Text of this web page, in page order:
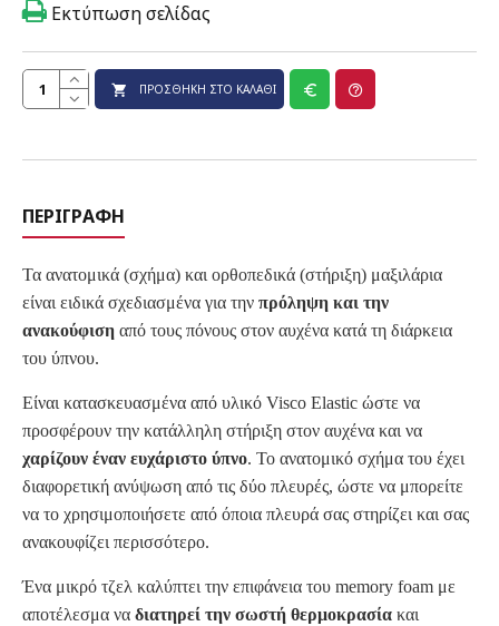
ΠΡΟΣΘΉΚΗ ΣΤΟ ΚΑΛΆΘΙ
Εκτύπωση σελίδας
ΠΕΡΙΓΡΑΦΉ
Τα ανατομικά (σχήμα) και ορθοπεδικά (στήριξη) μαξιλάρια
είναι ειδικά σχεδιασμένα για την πρόληψη και την
ανακούφιση από τους πόνους στον αυχένα κατά τη διάρκεια
του ύπνου.
Είναι κατασκευασμένα από υλικό Visco Elastic ώστε να
προσφέρουν την κατάλληλη στήριξη στον αυχένα και να
χαρίζουν έναν ευχάριστο ύπνο. Το ανατομικό σχήμα του έχει
διαφορετική ανύψωση από τις δύο πλευρές, ώστε να μπορείτε
να το χρησιμοποιήσετε από όποια πλευρά σας στηρίζει και σας
ανακουφίζει περισσότερο.
Ένα μικρό τζελ καλύπτει την επιφάνεια του memory foam με
αποτέλεσμα να διατηρεί την σωστή θερμοκρασία και